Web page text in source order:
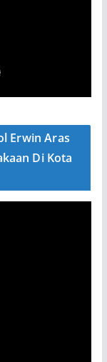
Erwin Aras
Di Kota